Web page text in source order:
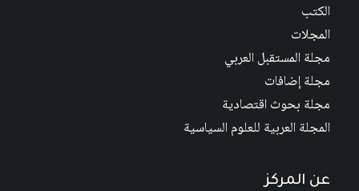
الكتب
المجلات
مجلة المستقبل العربي
مجلة إضافات
مجلة بحوث اقتصادية
المجلة العربية للعلوم السياسية
عن المركز